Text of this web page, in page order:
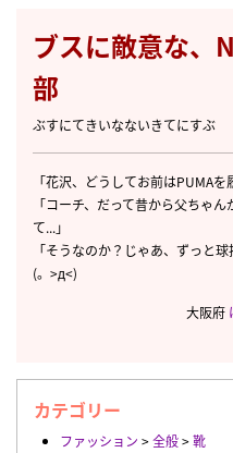
ブスに敵意な、
部
ぶすにてきいなないきてにすぶ
「花沢、どうしてお前はPUMAを
「コーチ、だって昔から父ちゃ
て...」
「そうなのか？じゃあ、ずっと球
(。>д<)
大阪府
カテゴリー
ファッション >全般>靴